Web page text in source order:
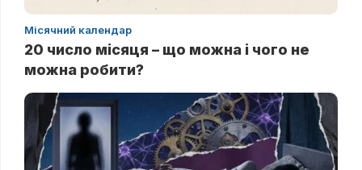
Місячний календар
20 число місяця – що можна і чого не
можна робити?